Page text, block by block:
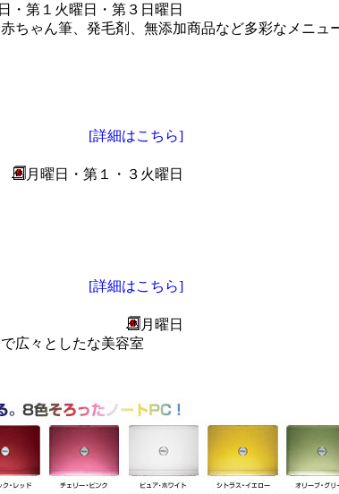
・第１火曜日・第３日曜日
ちゃん筆、発毛剤、無添加商品など多彩なメニュ
[詳細はこちら]
月曜日・第１・３火曜日
[詳細はこちら]
月曜日
広々としたな美容室